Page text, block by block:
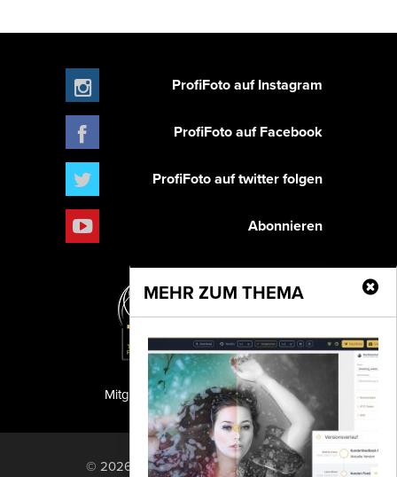
MEHR ZUM THEMA
ProfiFoto auf Instagram
ProfiFoto auf Facebook
ProfiFoto auf twitter folgen
Abonnieren
PF Publishing GmbH
Mitglied der TIPA
© 2026 PF Publishing GmbH. All rights